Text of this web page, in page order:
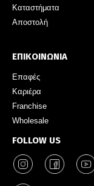
Καταστήματα
Αποστολή
ΕΠΙΚΟΙΝΩΝΙΑ
Επαφές
Καριέρα
Franchise
Wholesale
FOLLOW US